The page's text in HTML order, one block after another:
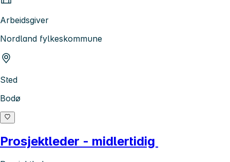
Arbeidsgiver
Nordland fylkeskommune
Sted
Bodø
Prosjektleder - midlertidig